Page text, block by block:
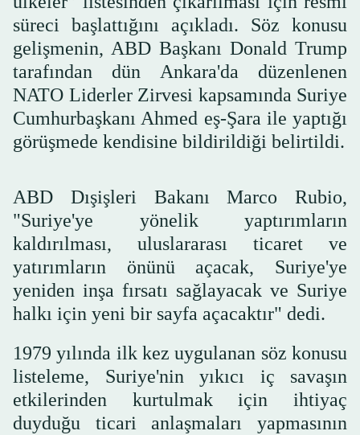
süreci başlattığını açıkladı. Söz konusu
gelişmenin, ABD Başkanı Donald Trump
tarafından dün Ankara'da düzenlenen
NATO Liderler Zirvesi kapsamında Suriye
Cumhurbaşkanı Ahmed eş-Şara ile yaptığı
görüşmede kendisine bildirildiği belirtildi.
ABD Dışişleri Bakanı Marco Rubio,
"Suriye'ye yönelik yaptırımların
kaldırılması, uluslararası ticaret ve
yatırımların önünü açacak, Suriye'ye
yeniden inşa fırsatı sağlayacak ve Suriye
halkı için yeni bir sayfa açacaktır" dedi.
1979 yılında ilk kez uygulanan söz konusu
listeleme, Suriye'nin yıkıcı iç savaşın
etkilerinden kurtulmak için ihtiyaç
duyduğu ticari anlaşmaları yapmasının